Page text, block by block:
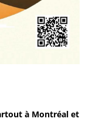
à Montréal et